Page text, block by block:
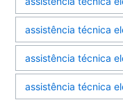
assistência técnica
assistência técnica
assistência técnica